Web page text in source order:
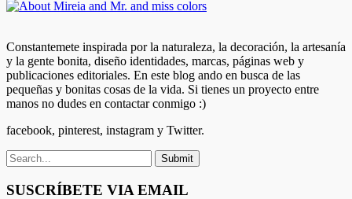
Constantemete inspirada por la naturaleza, la decoración, la artesanía
y la gente bonita, diseño identidades, marcas, páginas web y
publicaciones editoriales. En este blog ando en busca de las
pequeñas y bonitas cosas de la vida. Si tienes un proyecto entre
manos no dudes en contactar conmigo :)
facebook, pinterest, instagram y Twitter.
SUSCRÍBETE VIA EMAIL